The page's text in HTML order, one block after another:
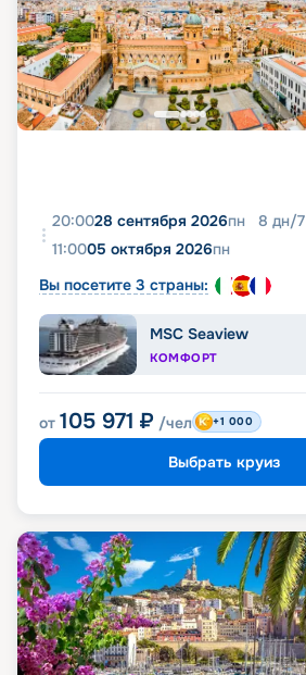
20:0028 сентября 2026пн 8 дн/7
11:0005 октября 2026пн
Вы посетите 3 страны:
MSC Seaview
КОМФОРТ
от 105 971 ₽ /чел +1 000
Выбрать круиз